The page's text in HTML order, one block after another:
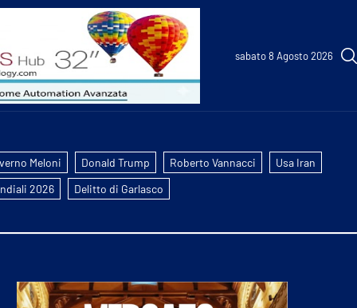
sabato 8 Agosto 2026
Meloni Donald Trump Roberto Vannacci
Usa Iran
2026
Delitto di Garlasco